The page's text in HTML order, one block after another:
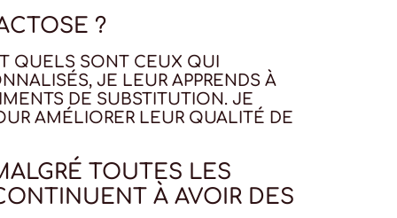
?
QUELS SONT CEUX QUI
JE LEUR APPRENDS À
DE SUBSTITUTION. JE
AMÉLIORER LEUR QUALITÉ DE
TOUTES LES
À AVOIR DES